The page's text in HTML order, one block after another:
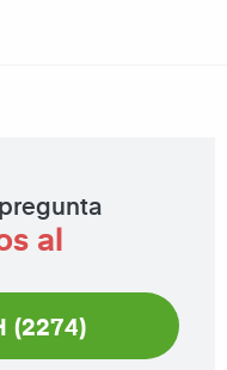
al
(2274)